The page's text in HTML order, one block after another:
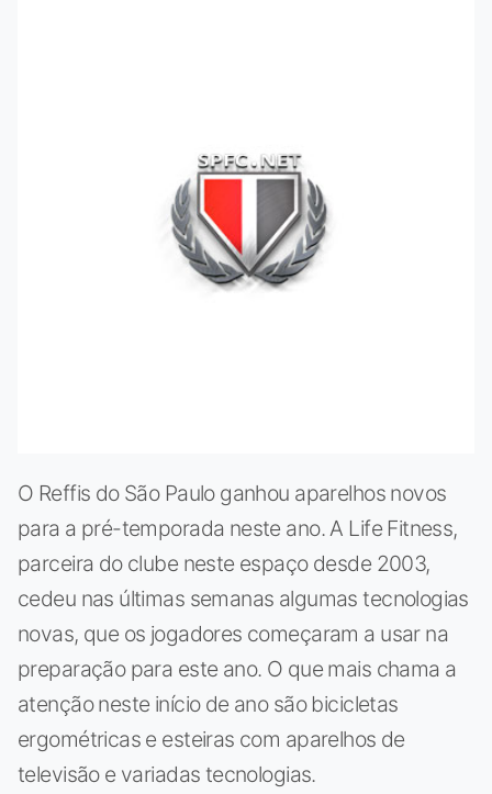
O Reffis do São Paulo ganhou aparelhos novos
para a pré-temporada neste ano. A Life Fitness,
parceira do clube neste espaço desde 2003,
cedeu nas últimas semanas algumas tecnologias
novas, que os jogadores começaram a usar na
preparação para este ano. O que mais chama a
atenção neste início de ano são bicicletas
ergométricas e esteiras com aparelhos de
televisão e variadas tecnologias.